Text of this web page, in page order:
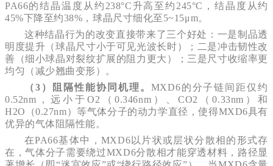
PA66的结晶温度从约238°C升高至约245°C，结晶度从约
45%下降至约38%，球晶尺寸细化至5~15μm。
这种结晶行为的改变直接带来了三个好处：一是制品透
明度提升（球晶尺寸小于可见光波长时）；二是冲击韧性改
善（细小球晶对裂纹扩展的阻力更大）；三是尺寸收缩率更
均匀（减少翘曲变形）。
（3）阻隔性能协同机理。 MXD6的分子链间距仅约
0.52nm，远小于O2（0.346nm）、CO2（0.33nm）和
H2O（0.27nm）等气体分子的动力学直径，使得MXD6具有
优异的气体阻隔性能。
在PA66基体中，MXD6以片状或层状分散相的形式存
在，气体分子需要绕过MXD6分散相才能穿透材料，路径显